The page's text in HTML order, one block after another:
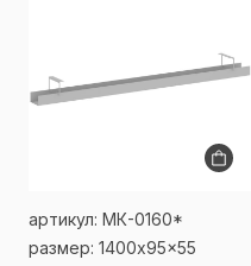
артикул: МК-0160*
размер: 1400x95x55